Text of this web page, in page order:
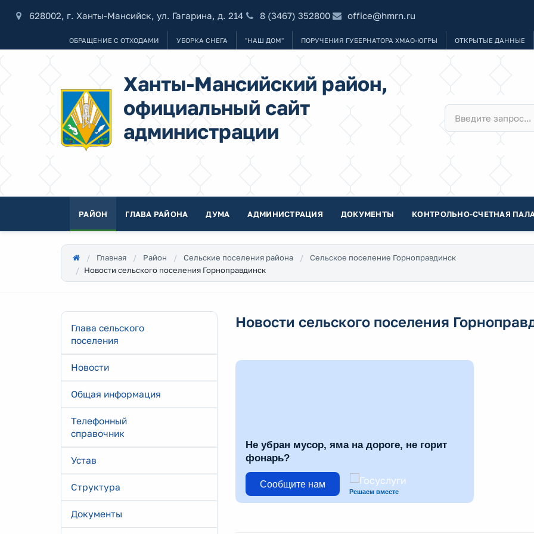
628002, г. Ханты-Мансийск, ул. Гагарина, д. 214 8 (3467) 352800 office@hmrn.ru
ОБРАЩЕНИЕ С ОТХОДАМИ УБОРКА СНЕГА "НАШ ДОМ" ПОРУЧЕНИЯ ГУБЕРНАТОРА ХМАО-ЮГРЫ ОТКРЫТЫЕ ДАННЫЕ
Ханты-Мансийский район,
официальный сайт
администрации
РАЙОН ГЛАВА РАЙОНА ДУМА АДМИНИСТРАЦИЯ ДОКУМЕНТЫ КОНТРОЛЬНО-СЧЕТНАЯ
Главная Район Сельские поселения района
Сельское поселение Горноправдинск
Новости сельского поселения Горноправдинск
Глава сельского
поселения
Новости
Общая информация
Телефонный
справочник
Устав
Структура
Документы
Новости сельского поселения
Не убран мусор, яма на дороге, не горит
фонарь?
Сообщите нам
Решаем вместе